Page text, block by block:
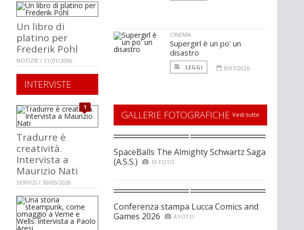
Un libro di
platino per
Frederik Pohl
NOTIZIE / 11/01/2006
INTERVISTE
1
Tradurre è
creatività.
Intervista a
Maurizio Nati
SERVIZI / 30/05/2026
CINEMA
Supergirl è un po' un
disastro
LEGGI 8/07/2026
GALLERIE FOTOGRAFICHE Vedi tutte
SpaceBalls The Almighty Schwartz Saga
(A.S.S.)
10 FOTO
Conferenza stampa Lucca Comics and
Games 2026
4 FOTO